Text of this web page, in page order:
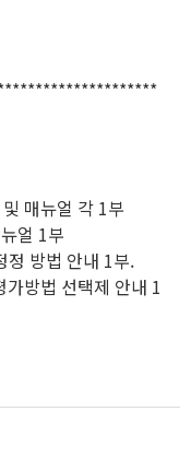
매뉴얼 각 1부
얼 1부
방법 안내 1부.
방법 선택제 안내 1